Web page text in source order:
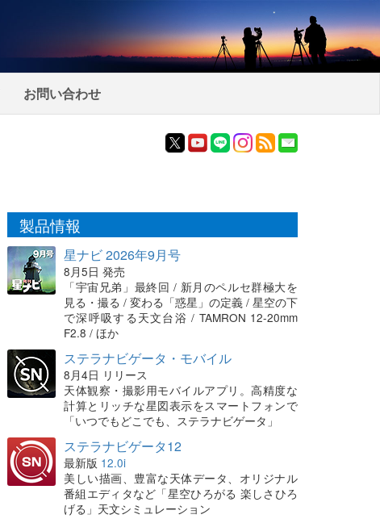
お問い合わせ
製品情報
星ナビ 2026年9月号
8月5日 発売
「宇宙兄弟」最終回 / 新月のペルセ群極大を
見る・撮る / 変わる「惑星」の定義 / 星空の下
で深呼吸する天文台浴 / TAMRON 12-20mm
F2.8 / ほか
ステラナビゲータ・モバイル
8月4日 リリース
天体観察・撮影用モバイルアプリ。高精度な
計算とリッチな星図表示をスマートフォンで
「いつでもどこでも、ステラナビゲータ」
ステラナビゲータ12
最新版 12.0i
美しい描画、豊富な天体データ、オリジナル
番組エディタなど「星空ひろがる 楽しさひろ
げる」天文シミュレーション